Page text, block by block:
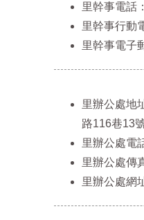
里幹事電話
里幹事行動
里幹事電子
里辦公處地
路116巷13
里辦公處電
里辦公處傳
里辦公處網